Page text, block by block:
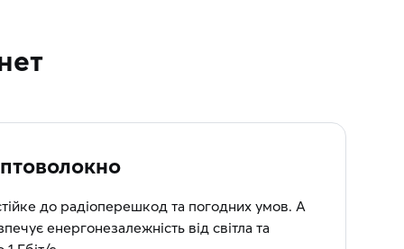
до радіоперешкод та погодних умов. А
енергонезалежність від світла та